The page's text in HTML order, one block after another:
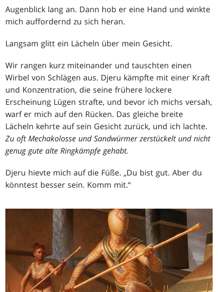
Augenblick lang an. Dann hob er eine Hand und winkte
mich auffordernd zu sich heran.
Langsam glitt ein Lächeln über mein Gesicht.
Wir rangen kurz miteinander und tauschten einen
Wirbel von Schlägen aus. Djeru kämpfte mit einer Kraft
und Konzentration, die seine frühere lockere
Erscheinung Lügen strafte, und bevor ich michs versah,
warf er mich auf den Rücken. Das gleiche breite
Lächeln kehrte auf sein Gesicht zurück, und ich lachte.
Zu oft Mechakolosse und Sandwürmer zerstückelt und nicht
genug gute alte Ringkämpfe gehabt.
Djeru hievte mich auf die Füße. „Du bist gut. Aber du
könntest besser sein. Komm mit.“